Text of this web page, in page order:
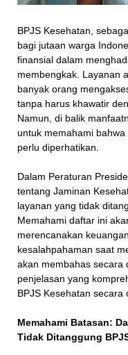
BPJS Kesehatan,
bagi jutaan warga
finansial dalam
membengkak. Layanan
banyak orang
tanpa harus khawatir
Namun, di balik
untuk memahami
perlu diperhatikan.
Dalam Peraturan
tentang Jaminan
layanan yang tidak
Memahami daftar ini
merencanakan
kesalahpahaman saat
akan membahas secara
penjelasan yang
BPJS Kesehatan secara
Memahami Batasan:
Tidak Ditanggung